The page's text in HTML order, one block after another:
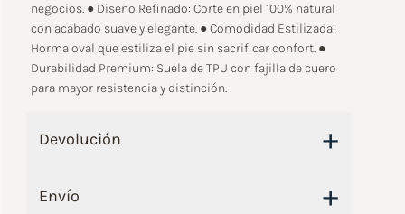
negocios. ● Diseño Refinado: Corte en piel 100% natural
con acabado suave y elegante. ● Comodidad Estilizada:
Horma oval que estiliza el pie sin sacrificar confort. ●
Durabilidad Premium: Suela de TPU con fajilla de cuero
para mayor resistencia y distinción.
Devolución +
Envío +